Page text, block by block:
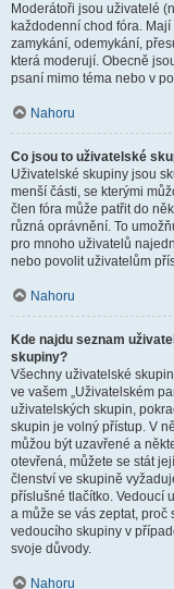
Moderátoři jsou uživatelé
každodenní chod fóra.
zamykání, odemykání,
která moderují. Obecně
psaní mimo téma nebo v
Nahoru
Co jsou to uživatelské
Uživatelské skupiny jsou
menší části, se kterými
člen fóra může patřit do
různá oprávnění. To
pro mnoho uživatelů
nebo povolit uživatelům
Nahoru
Kde najdu seznam
skupiny?
Všechny uživatelské
ve vašem „Uživatelském
uživatelských skupin,
skupin je volný přístup. V
můžou být uzavřené a
otevřená, můžete se stát
členství ve skupině
příslušné tlačítko. Vedoucí
a může se vás zeptat, proč
vedoucího skupiny v
svoje důvody.
Nahoru